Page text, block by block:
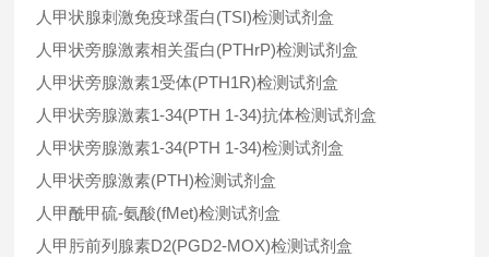
人甲状腺刺激免疫球蛋白(TSI)检测试剂盒
人甲状旁腺激素相关蛋白(PTHrP)检测试剂盒
人甲状旁腺激素1受体(PTH1R)检测试剂盒
人甲状旁腺激素1-34(PTH 1-34)抗体检测试剂盒
人甲状旁腺激素1-34(PTH 1-34)检测试剂盒
人甲状旁腺激素(PTH)检测试剂盒
人甲酰甲硫-氨酸(fMet)检测试剂盒
人甲肟前列腺素D2(PGD2-MOX)检测试剂盒